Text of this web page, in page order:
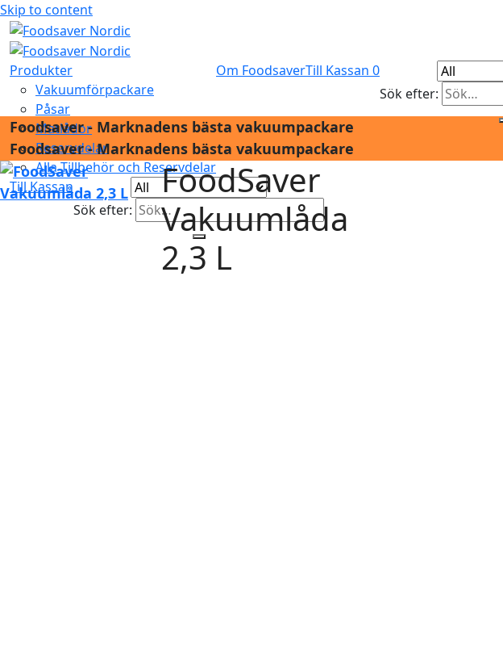
Skip to content
Produkter
Vakuumförpackare
Påsar
Matlådor
Reservdelar
Alla Tillbehör och Reservdelar
Om FoodsaverTill Kassan 0
Sök efter:
Till Kassan
Sök efter:
Foodsaver - Marknadens bästa vakuumpackare
Foodsaver - Marknadens bästa vakuumpackare
FoodSaver
Vakuumlåda
2,3 L